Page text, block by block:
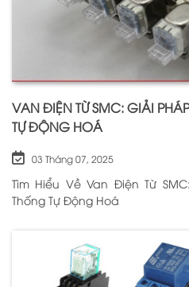
VAN ĐIỆN TỪ SMC: GIẢI
TỰ ĐỘNG HOÁ
03 Tháng 07, 2025
Tìm Hiểu Về Van Điện Từ
Thống Tự Động Hoá